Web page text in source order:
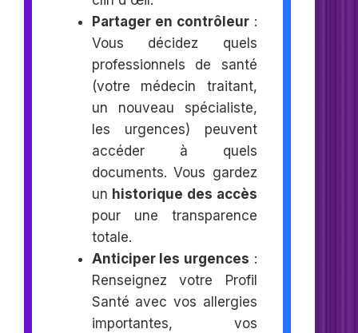
Partager en contrôleur :
Vous décidez quels
professionnels de santé
(votre médecin traitant,
un nouveau spécialiste,
les urgences) peuvent
accéder à quels
documents. Vous gardez
un historique des accès
pour une transparence
totale.
Anticiper les urgences :
Renseignez votre Profil
Santé avec vos allergies
importantes, vos